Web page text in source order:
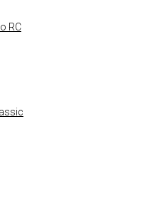
RC